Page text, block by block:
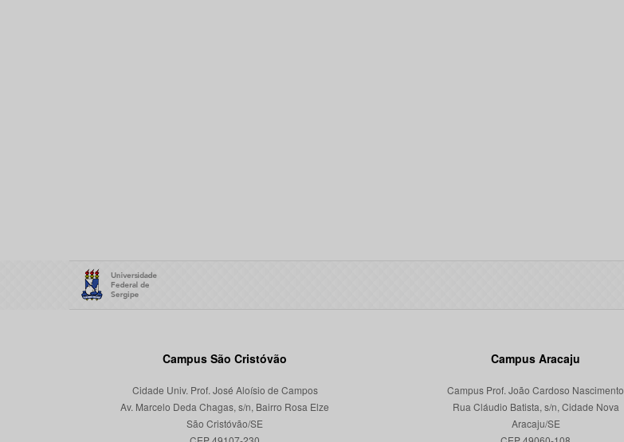
Campus São Cristóvão
Cidade Univ. Prof. José Aloísio de Campos
Av. Marcelo Deda Chagas, s/n, Bairro Rosa Elze
São Cristóvão/SE
Campus Aracaju
Campus Prof. João Cardoso Nascimento
Rua Cláudio Batista, s/n, Cidade Nova
Aracaju/SE